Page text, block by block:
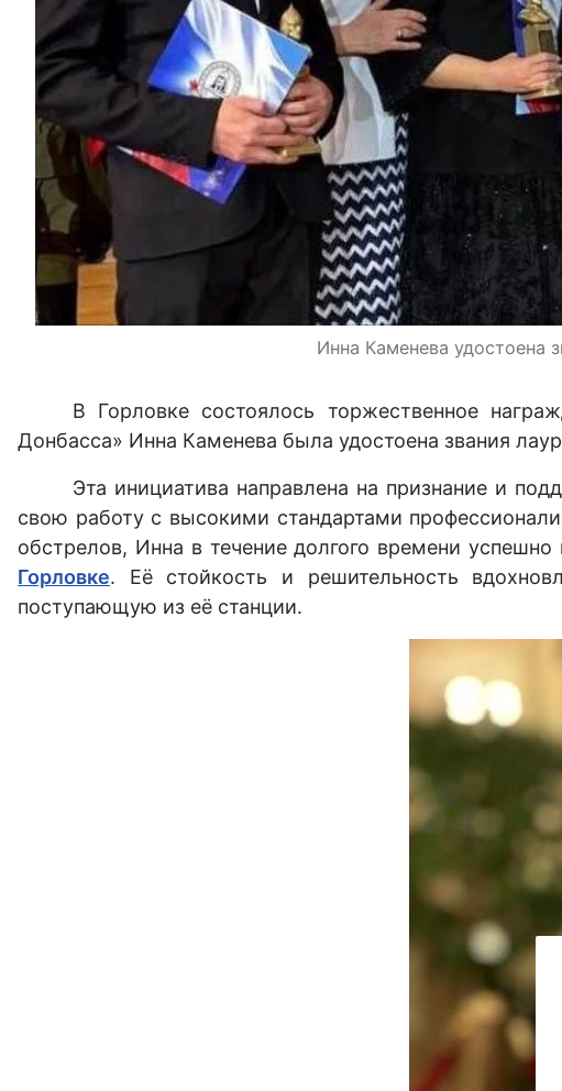
Инна Каменева удостоена
В Горловке состоялось торжественное
Донбасса» Инна Каменева была удостоена звания
Эта инициатива направлена на признание и
свою работу с высокими стандартами
обстрелов, Инна в течение долгого времени
Горловке. Её стойкость и решительность
поступающую из её станции.